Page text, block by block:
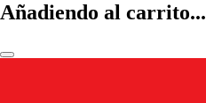
Añadiendo al carrito...